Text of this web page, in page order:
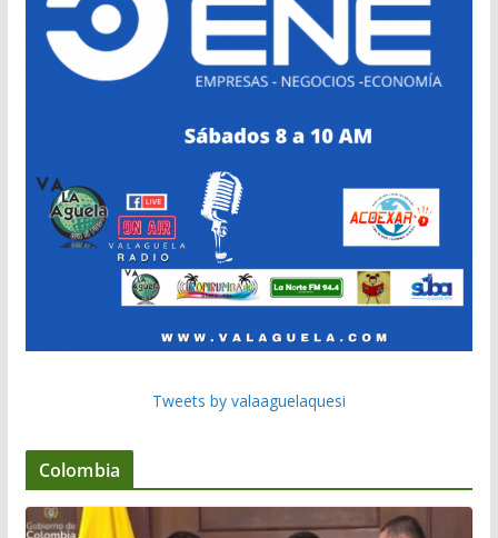
Tweets by valaaguelaquesi
Colombia